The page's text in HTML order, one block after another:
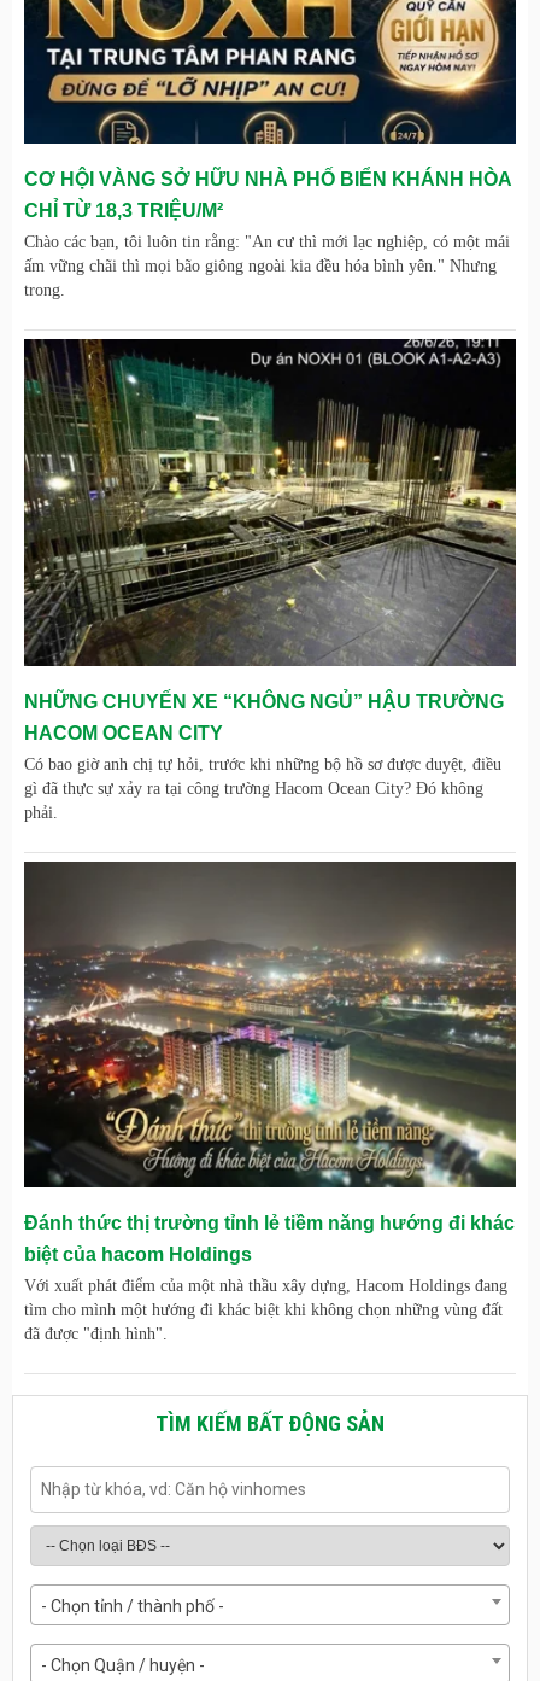
CƠ HỘI VÀNG SỞ HỮU NHÀ PHỐ BIỂN KHÁNH HÒA
CHỈ TỪ 18,3 TRIỆU/M²
Chào các bạn, tôi luôn tin rằng: "An cư thì mới lạc nghiệp, có một mái
ấm vững chãi thì mọi bão giông ngoài kia đều hóa bình yên." Nhưng
trong.
NHỮNG CHUYẾN XE “KHÔNG NGỦ” HẬU TRƯỜNG
HACOM OCEAN CITY
Có bao giờ anh chị tự hỏi, trước khi những bộ hồ sơ được duyệt, điều
gì đã thực sự xảy ra tại công trường Hacom Ocean City? Đó không
phải.
Đánh thức thị trường tỉnh lẻ tiềm năng hướng đi khác
biệt của hacom Holdings
Với xuất phát điểm của một nhà thầu xây dựng, Hacom Holdings đang
tìm cho mình một hướng đi khác biệt khi không chọn những vùng đất
đã được "định hình".
TÌM KIẾM BẤT ĐỘNG SẢN
- Chọn tỉnh / thành phố -
- Chọn Quận / huyện -